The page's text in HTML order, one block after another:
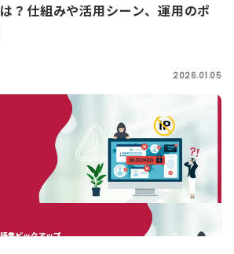
？仕組みや活用シーン、運用のポ
2026.01.05